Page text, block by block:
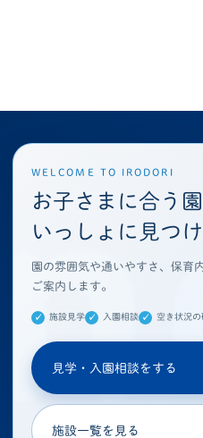
WELCOME TO IRODORI
お子さまに合う園
いっしょに見つ
園の雰囲気や通いやすさ、保育
ご案内します。
施設見学 入園相談 空き状況の
見学・入園相談をする
施設一覧を見る